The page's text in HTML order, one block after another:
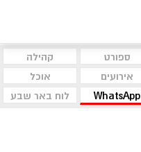
ספורט
קהילה
אירועים
אוכל
WhatsApp לוח באר שבע